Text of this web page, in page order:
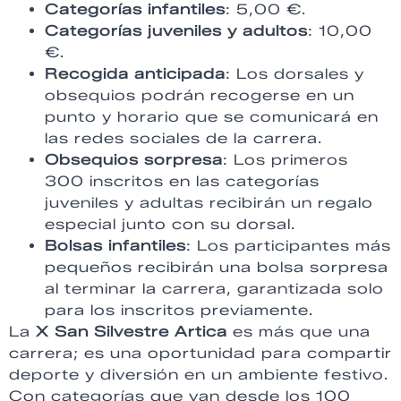
Categorías infantiles: 5,00 €.
Categorías juveniles y adultos: 10,00
€.
Recogida anticipada: Los dorsales y
obsequios podrán recogerse en un
punto y horario que se comunicará en
las redes sociales de la carrera.
Obsequios sorpresa: Los primeros
300 inscritos en las categorías
juveniles y adultas recibirán un regalo
especial junto con su dorsal.
Bolsas infantiles: Los participantes más
pequeños recibirán una bolsa sorpresa
al terminar la carrera, garantizada solo
para los inscritos previamente.
La X San Silvestre Artica es más que una
carrera; es una oportunidad para compartir
deporte y diversión en un ambiente festivo.
Con categorías que van desde los 100